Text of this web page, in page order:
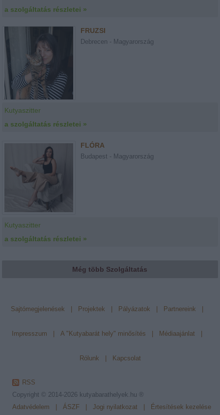
a szolgáltatás részletei »
FRUZSI
Debrecen - Magyarország
Kutyaszitter
a szolgáltatás részletei »
FLÓRA
Budapest - Magyarország
Kutyaszitter
a szolgáltatás részletei »
Még több Szolgáltatás
Sajtómegjelenések Projektek Pályázatok Partnereink
Impresszum A "Kutyabarát hely" minősítés Médiaajánlat
Rólunk Kapcsolat
RSS
Copyright © 2014-2026 kutyabarathelyek.hu ®
Adatvédelem
ÁSZF Jogi nyilatkozat Értesítések kezelése